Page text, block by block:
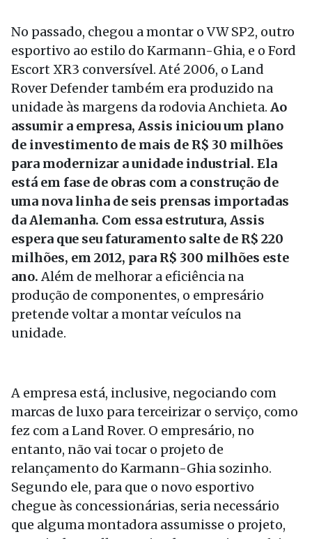
No passado, chegou a montar o VW SP2, outro
esportivo ao estilo do Karmann-Ghia, e o Ford
Escort XR3 conversível. Até 2006, o Land
Rover Defender também era produzido na
unidade às margens da rodovia Anchieta. Ao
assumir a empresa, Assis iniciou um plano
de investimento de mais de R$ 30 milhões
para modernizar a unidade industrial. Ela
está em fase de obras com a construção de
uma nova linha de seis prensas importadas
da Alemanha. Com essa estrutura, Assis
espera que seu faturamento salte de R$ 220
milhões, em 2012, para R$ 300 milhões este
ano.Além de melhorar a eficiência na
produção de componentes, o empresário
pretende voltar a montar veículos na
unidade.
A empresa está, inclusive, negociando com
marcas de luxo para terceirizar o serviço, como
fez com a Land Rover. O empresário, no
entanto, não vai tocar o projeto de
relançamento do Karmann-Ghia sozinho.
Segundo ele, para que o novo esportivo
chegue às concessionárias, seria necessário
que alguma montadora assumisse o projeto,